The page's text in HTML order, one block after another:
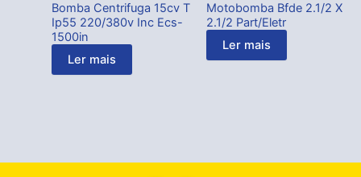
Bomba Centrifuga 15cv T
Ip55 220/380v Inc Ecs-
1500in
Ler mais
Motobomba Bfde 2.1/2 X
2.1/2 Part/Eletr
Ler mais